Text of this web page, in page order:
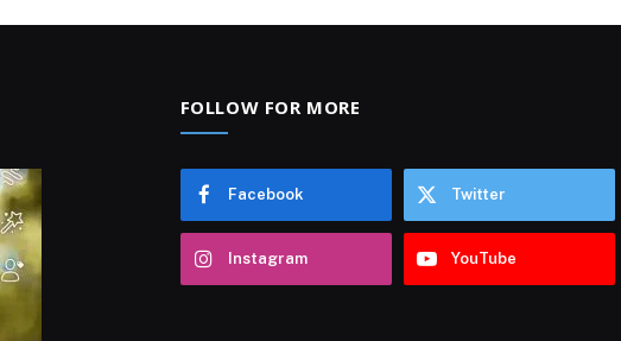
FOLLOW FOR MORE
Facebook Twitter
Instagram YouTube